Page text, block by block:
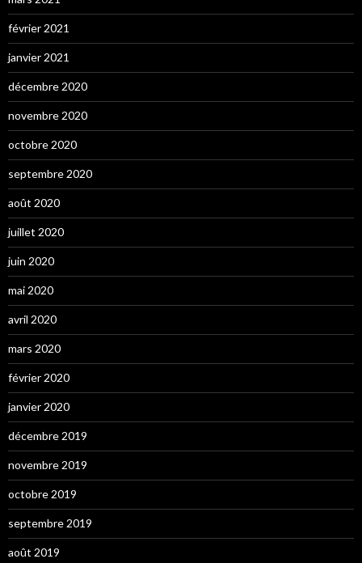
février 2021
janvier 2021
décembre 2020
novembre 2020
octobre 2020
septembre 2020
août 2020
juillet 2020
juin 2020
mai 2020
avril 2020
mars 2020
février 2020
janvier 2020
décembre 2019
novembre 2019
octobre 2019
septembre 2019
août 2019